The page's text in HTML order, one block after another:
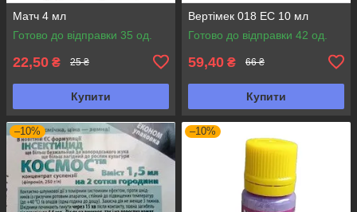
Матч 4 мл
Готово до відправки 35 од.
22,50 ₴ 25 ₴
Купити
Вертімек 018 ЕС 10 мл
Готово до відправки 42 од.
59,40 ₴ 66 ₴
Купити
–10% –10%